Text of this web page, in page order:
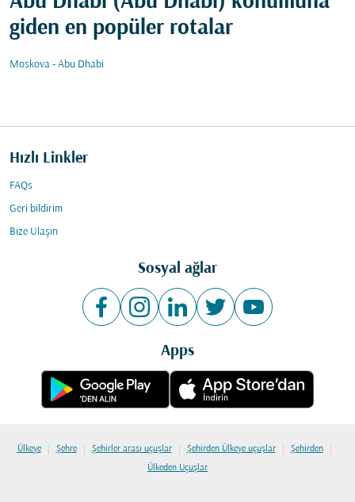
giden en popüler rotalar
Moskova - Abu Dhabi
Hızlı Linkler
FAQs
Geri bildirim
Bize Ulaşın
Sosyal ağlar
Apps
Ülkeye | Şehre | Şehirler arası uçuşlar | Şehirden Ülkeye uçuşlar | Şehirden |
Ülkeden Uçuşlar